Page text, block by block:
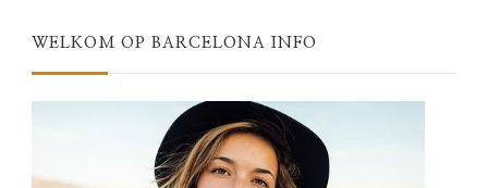
WELKOM OP BARCELONA INFO